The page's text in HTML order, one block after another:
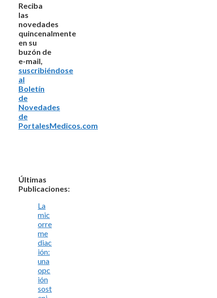
Reciba
las
novedades
quincenalmente
en su
buzón de
e-mail,
suscribiéndose
al
Boletín
de
Novedades
de
PortalesMedicos.com
Últimas
Publicaciones:
La
mic
orre
me
diac
ión:
una
opc
ión
sost